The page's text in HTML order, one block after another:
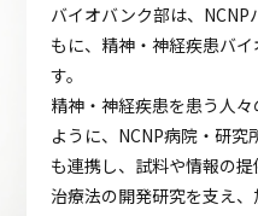
バイオバンク部は、
もに、精神・神経疾患バ
す。
精神・神経疾患を患う人
ように、NCNP病院・研
も連携し、試料や情報の
治療法の開発研究を支え、